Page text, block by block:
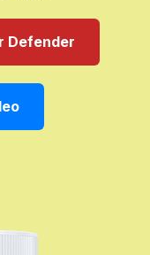
Defender